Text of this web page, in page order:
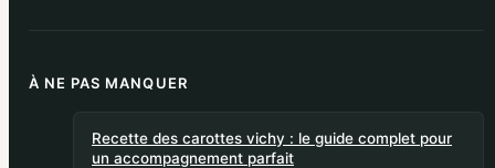
À NE PAS MANQUER
Recette des carottes vichy : le guide complet pour
un accompagnement parfait